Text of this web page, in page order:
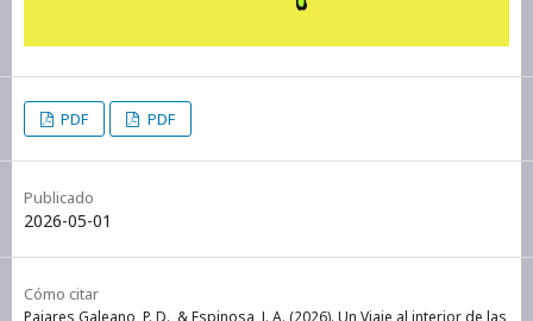
PDF PDF
Publicado
2026-05-01
Cómo citar
Pajares Galeano, P. D., & Espinosa, J. A. (2026). Un Viaje al interior de las